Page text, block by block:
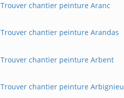
Trouver chantier peinture Aranc
Trouver chantier peinture Arandas
Trouver chantier peinture Arbent
Trouver chantier peinture Arbignieu